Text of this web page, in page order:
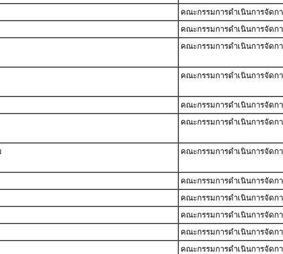
คณะกรรมการดำเนินการจัดก
คณะกรรมการดำเนินการจัดก
คณะกรรมการดำเนินการจัดก
คณะกรรมการดำเนินการจัดก
คณะกรรมการดำเนินการจัดก
คณะกรรมการดำเนินการจัดก
คณะกรรมการดำเนินการจัดก
คณะกรรมการดำเนินการจัดก
คณะกรรมการดำเนินการจัดก
คณะกรรมการดำเนินการจัดก
คณะกรรมการดำเนินการจัดก
คณะกรรมการดำเนินการจัดก